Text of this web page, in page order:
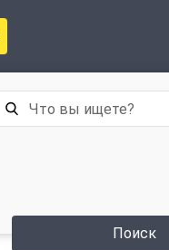
Поиск